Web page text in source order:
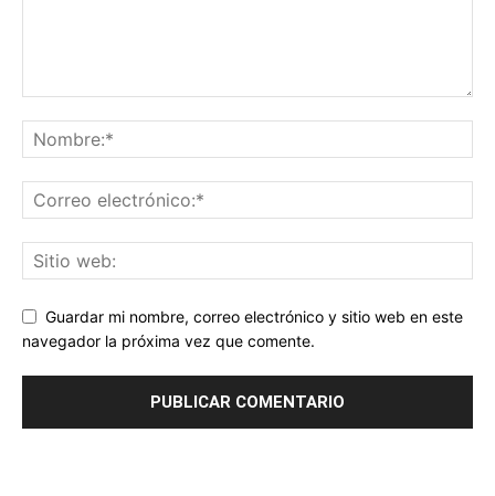
Guardar mi nombre, correo electrónico y sitio web en este
navegador la próxima vez que comente.